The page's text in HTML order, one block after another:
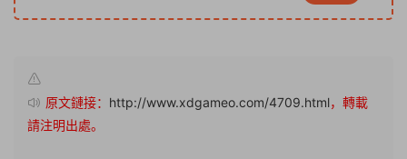
原文鏈接： http://www.xdgameo.com/4709.html，轉載
請注明出處。